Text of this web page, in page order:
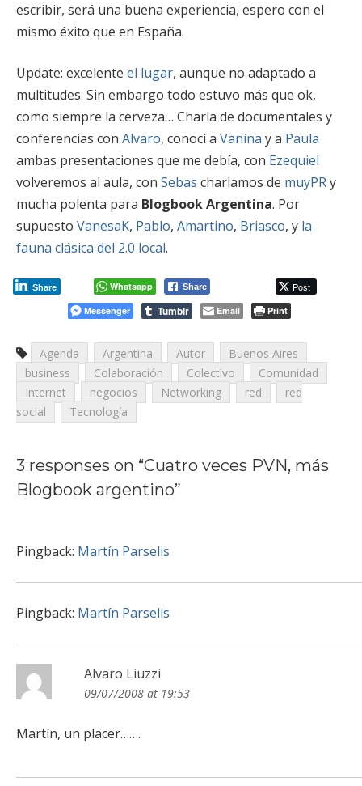
escribir, será una buena experiencia, espero con el
mismo éxito que en España.
Update: excelente el lugar, aunque no adaptado a
multitudes. Sin embargo todo estuvo más que ok,
como siempre la cerveza… Charla de documentales y
conferencias con Alvaro, conocí a Vanina y a Paula
ambas presentaciones que me debía, con Ezequiel
volveremos al aula, con Sebas charlamos de muyPRy
mucha polenta para Blogbook Argentina. Por
supuesto VanesaK, Pablo, Amartino, Briasco, y la
fauna clásica del 2.0 local.
Whatsapp Share Post
Share
Messenger Tumblr Email Print
Agenda Argentina Autor
Buenos Aires
business
Colaboración Colectivo
Comunidad
Internet
negocios Networking red
red
social
Tecnología
3 responses on “Cuatro veces PVN, más
Blogbook argentino”
Pingback: Martín Parselis
Pingback: Martín Parselis
Alvaro Liuzzi
09/07/2008 at 19:53
Martín, un placer…….